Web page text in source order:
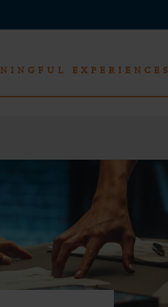
EXPERIENCES